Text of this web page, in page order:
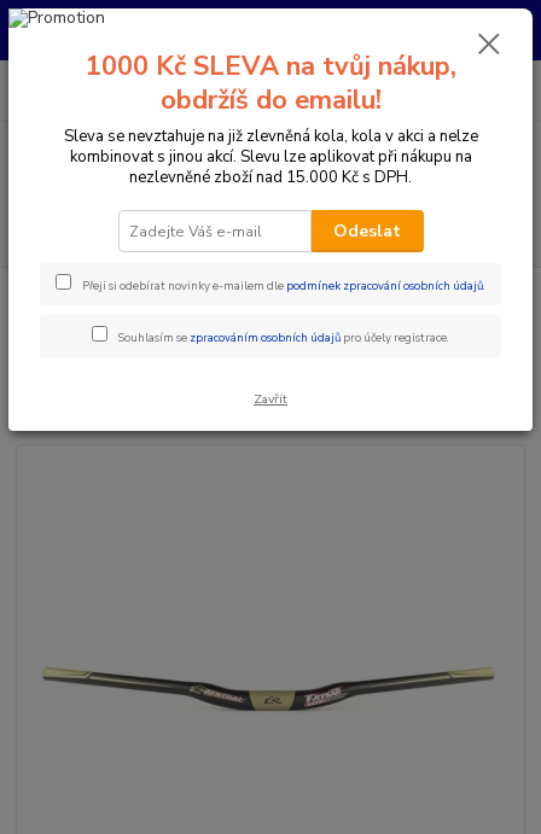
Pro nachystání kola / doplňků na prodejně si prosím zavolejte dopředu.
Menu
CZK
PO-PÁ 10:00-17:00 | SO: 9:00-12:00
Komponenty na kolo Řídítka Průměr 31,8 mm
Řidítka
Carbon 31,8 / 740
1000 Kč SLEVA na tvůj nákup,
obdržíš do emailu!
Sleva se nevztahuje na již zlevněná kola, kola v akci a nelze
kombinovat s jinou akcí. Slevu lze aplikovat při nákupu na
nezlevněné zboží nad 15.000 Kč s DPH.
Odeslat
Přeji si odebírat novinky e-mailem dle podmínek zpracování osobních údajů.
Souhlasím se zpracováním osobních údajů pro účely registrace.
Zavřít